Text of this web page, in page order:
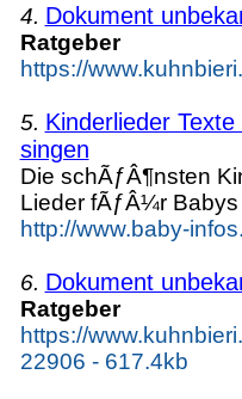
4. Dokument
Ratgeber
https://
5. Kinderlieder
singen
Die schÃƒÂ¶nsten
Lieder fÃƒÂ¼r Babys
http://www.baby-
6. Dokument
Ratgeber
https://
22906 - 617.4kb